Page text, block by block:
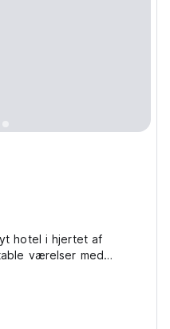
hotel i hjertet af
værelser med